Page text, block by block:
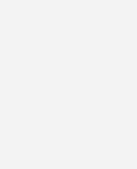
mit hoher
den größeren Leistungsbereich. Die
besteht aus 3 Leistungsgrößen in 4